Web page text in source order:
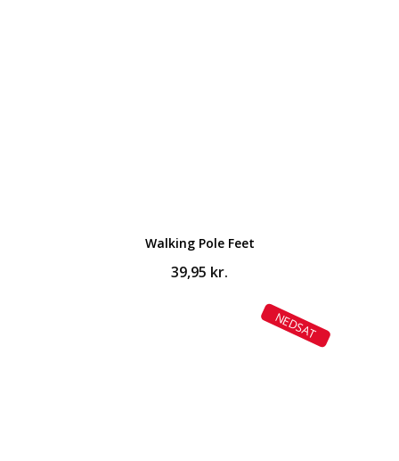
Walking Pole Feet
39,95 kr.
NEDSAT